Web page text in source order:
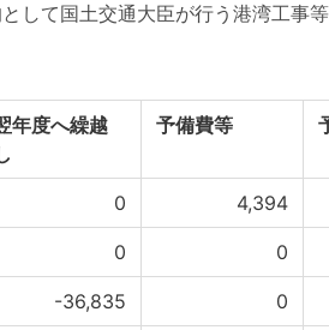
して国土交通大臣が行う港湾工事等
年度へ繰越
予備費等
0 4,394
0 0
-36,835 0